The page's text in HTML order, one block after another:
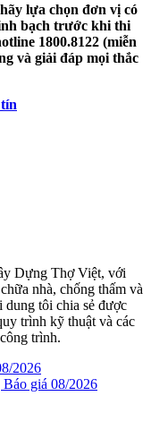
lựa chọn đơn vị có
bạch trước khi thi
1800.8122 (miễn
và giải đáp mọi thắc
Dựng Thợ Việt, với
nhà, chống thấm và
tôi chia sẻ được
trình kỹ thuật và các
trình.
2026
giá 08/2026